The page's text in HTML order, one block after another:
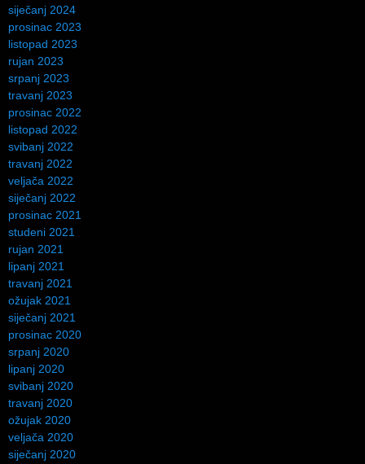
siječanj 2024
prosinac 2023
listopad 2023
rujan 2023
srpanj 2023
travanj 2023
prosinac 2022
listopad 2022
svibanj 2022
travanj 2022
veljača 2022
siječanj 2022
prosinac 2021
studeni 2021
rujan 2021
lipanj 2021
travanj 2021
ožujak 2021
siječanj 2021
prosinac 2020
srpanj 2020
lipanj 2020
svibanj 2020
travanj 2020
ožujak 2020
veljača 2020
siječanj 2020